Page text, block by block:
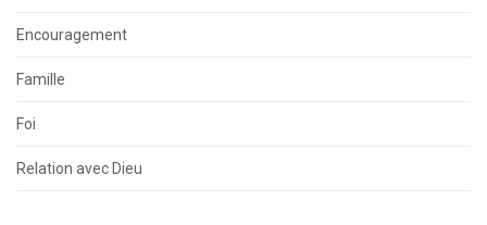
Encouragement
Famille
Foi
Relation avec Dieu